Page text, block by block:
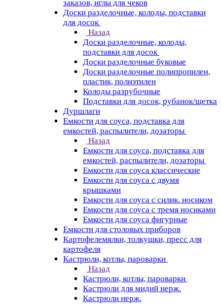
заказов, иглы для чеков
Доски разделочные, колоды, подставки
для досок
Назад
Доски разделочные, колоды,
подставки для досок
Доски разделочные буковые
Доски разделочные полипропилен,
пластик, полиэтилен
Колоды разрубочные
Подставки для досок, рубанок/щетка
Дуршлаги
Емкости для соуса, подставка для
емкостей, распылители, дозаторы
Назад
Емкости для соуса, подставка для
емкостей, распылители, дозаторы
Емкости для соуса классические
Емкости для соуса с двумя
крышками
Емкости для соуса с силик. носиком
Емкости для соуса с тремя носиками
Емкости для соуса фигурные
Емкости для столовых приборов
Картофелемялки, толкушки, пресс для
картофеля
Кастрюли, котлы, пароварки
Назад
Кастрюли, котлы, пароварки
Кастрюли для мидий нерж.
Кастрюли нерж.